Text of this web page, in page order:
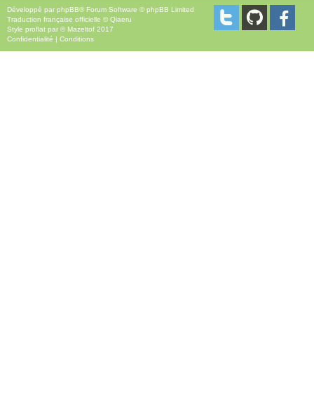
Développé par phpBB® Forum Software © phpBB Limited
Traduction française officielle ©Qiaeru
Style proflat par © Mazeltof 2017
Confidentialité
Conditions